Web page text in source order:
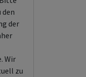
den
der
Wir
zu